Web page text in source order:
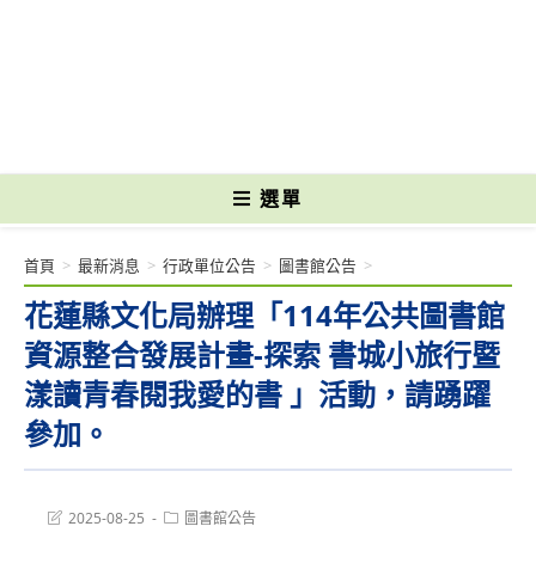
選單
花蓮縣文化局辦理「114年公共圖書館
資源整合發展計畫-探索 書城小旅行暨
漾讀青春閱我愛的書 」活動，請踴躍
參加。
首頁 > 最新消息 > 行政單位公告 > 圖書館公告 >
Post2025-08-25
Post圖書館公告